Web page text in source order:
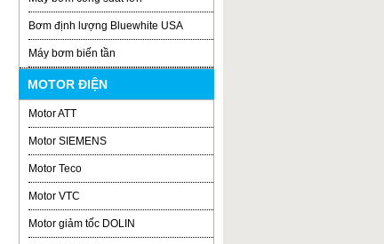
Bơm định lượng Bluewhite USA
Máy bơm biến tần
MOTOR ĐIỆN
Motor ATT
Motor SIEMENS
Motor Teco
Motor VTC
Motor giảm tốc DOLIN